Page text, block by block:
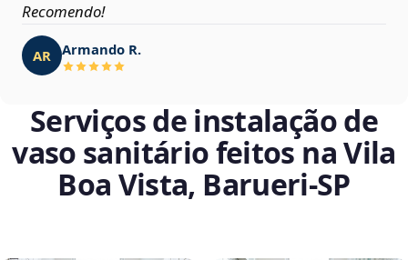
Recomendo!
AR Armando R.
Serviços de instalação de
vaso sanitário feitos na Vila
Boa Vista, Barueri‑SP